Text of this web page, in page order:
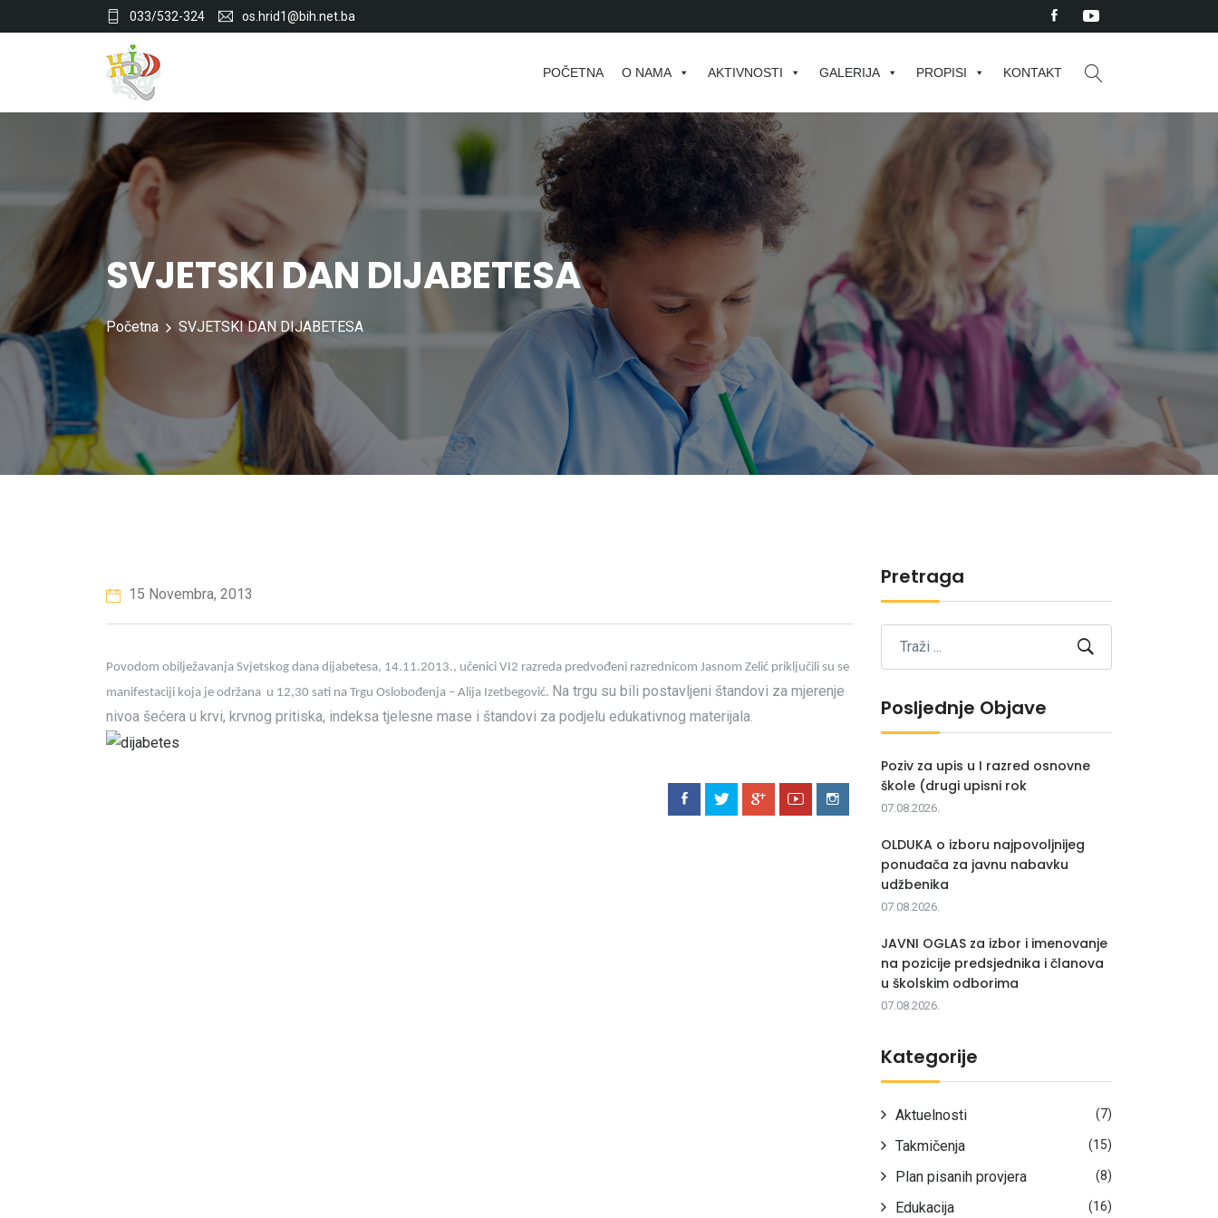
033/532-324 os.hrid1@bih.net.ba
POČETNA O NAMA AKTIVNOSTI GALERIJA PROPISI KONTAKT
SVJETSKI DAN DIJABETESA
Početna SVJETSKI DAN DIJABETESA
15 Novembra, 2013
Povodom obilježavanja Svjetskog dana dijabetesa, 14.11.2013., učenici VI2 razreda predvođeni razrednicom Jasnom Zelić priključili su se
manifestaciji koja je održana u 12,30 sati na Trgu Oslobođenja – Alija Izetbegović. Na trgu su bili postavljeni štandovi za mjerenje
nivoa šećera u krvi, krvnog pritiska, indeksa tjelesne mase i štandovi za podjelu edukativnog materijala.
Pretraga
Posljednje Objave
Poziv za upis u I razred osnovne
škole (drugi upisni rok
07.08.2026.
OLDUKA o izboru najpovoljnijeg
ponuđača za javnu nabavku
udžbenika
07.08.2026.
JAVNI OGLAS za izbor i imenovanje
na pozicije predsjednika i članova
u školskim odborima
07.08.2026.
Kategorije
Aktuelnosti (7)
Takmičenja (15)
Plan pisanih provjera (8)
Edukacija (16)